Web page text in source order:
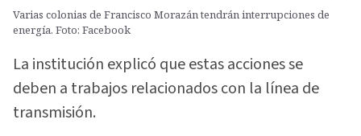
Varias colonias de Francisco Morazán tendrán interrupciones de
energía. Foto: Facebook
La institución explicó que estas acciones se
deben a trabajos relacionados con la línea de
transmisión.